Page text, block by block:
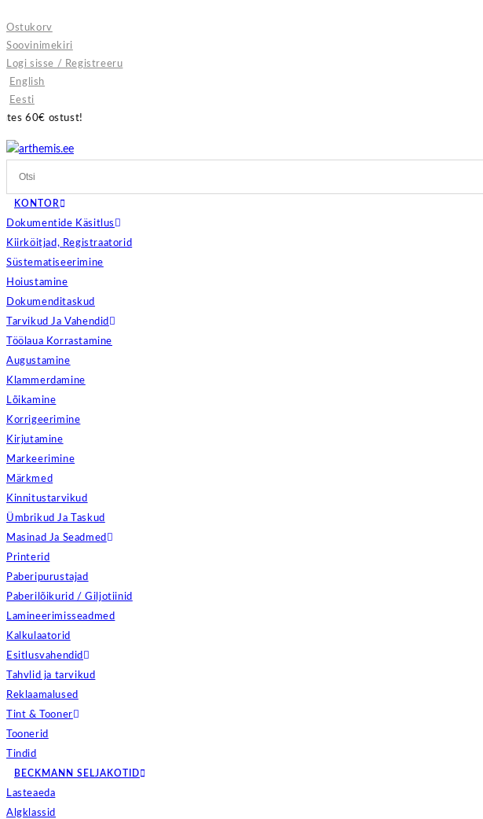
to
Ostukorv
Soovinimekiri
Logi sisse / Registreeru
English
Eesti
KONTOR
Dokumentide Käsitlus
Kiirköitjad, Registraatorid
Süstematiseerimine
Hoiustamine
Dokumenditaskud
Tarvikud Ja Vahendid
Töölaua Korrastamine
Augustamine
Klammerdamine
Lõikamine
Korrigeerimine
Kirjutamine
Markeerimine
Märkmed
Kinnitustarvikud
Ümbrikud Ja Taskud
Masinad Ja Seadmed
Printerid
Paberipurustajad
Paberilõikurid / Giljotiinid
Lamineerimisseadmed
Kalkulaatorid
Esitlusvahendid
Tahvlid ja tarvikud
Reklaamalused
Tint & Tooner
Toonerid
Tindid
BECKMANN SELJAKOTID
Lasteaeda
Algklassid